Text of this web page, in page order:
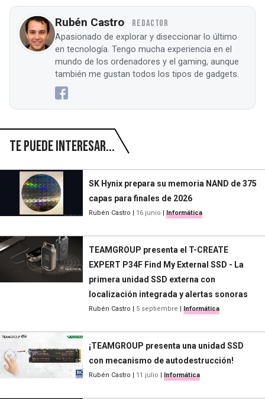
Rubén Castro REDACTOR
Apasionado de explorar y diseccionar lo último
en tecnología. Tengo mucha experiencia en el
mundo de los ordenadores y el gaming, aunque
también me gustan todos los tipos de gadgets.
Te puede interesar...
SK Hynix prepara su memoria NAND de 375
capas para finales de 2026
Rubén Castro | 16 junio | Informática
TEAMGROUP presenta el T-CREATE
EXPERT P34F Find My External SSD - La
primera unidad SSD externa con
localización integrada y alertas sonoras
Rubén Castro | 5 septiembre | Informática
¡TEAMGROUP presenta una unidad SSD
con mecanismo de autodestrucción!
Rubén Castro | 11 julio | Informática